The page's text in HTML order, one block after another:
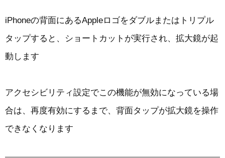
iPhoneの背面にあるAppleロゴをダブルまたはトリプル
タップすると、ショートカットが実行され、拡大鏡が起
動します
アクセシビリティ設定でこの機能が無効になっている場
合は、再度有効にするまで、背面タップが拡大鏡を操作
できなくなります